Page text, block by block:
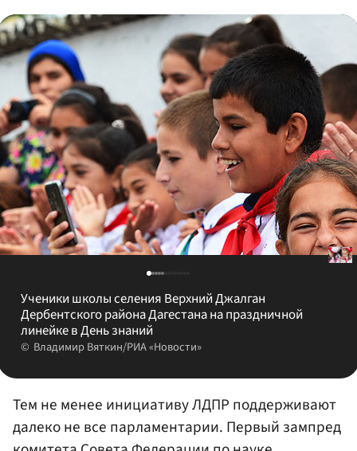
Ученики школы селения Верхний Джалган
Дербентского района Дагестана на праздничной
линейке в День знаний
Владимир Вяткин/РИА «Новости»
Тем не менее инициативу ЛДПР поддерживают
далеко не все парламентарии. Первый зампред